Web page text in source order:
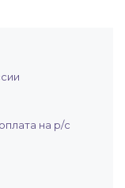
на р/с